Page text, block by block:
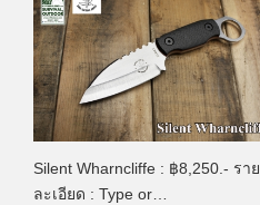
Silent Wharncliffe : ฿8,250.- ราย
ละเอียด : Type or…